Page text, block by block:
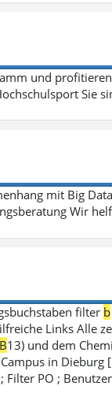
und
Sie
mit Big
Wir
filter b
Links Alle
B13) und dem
in
; Filter PO ;